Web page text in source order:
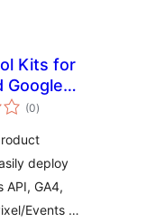
Kits for
Google
GAds,
(0টা
মুঠ)
deploy
API, GA4,
Events …